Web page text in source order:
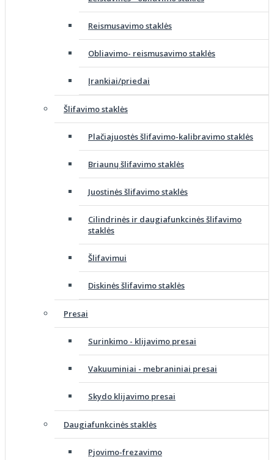
Reismusavimo staklės
Obliavimo- reismusavimo staklės
Įrankiai/priedai
Šlifavimo staklės
Plačiajuostės šlifavimo-kalibravimo staklės
Briaunų šlifavimo staklės
Juostinės šlifavimo staklės
Cilindrinės ir daugiafunkcinės šlifavimo
staklės
Šlifavimui
Diskinės šlifavimo staklės
Presai
Surinkimo - klijavimo presai
Vakuuminiai - mebraniniai presai
Skydo klijavimo presai
Daugiafunkcinės staklės
Pjovimo-frezavimo